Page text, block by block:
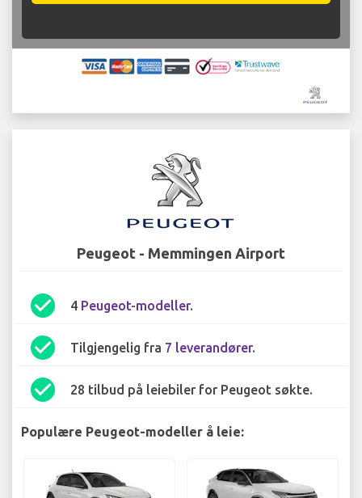
Peugeot - Memmingen Airport
check_circle 4 Peugeot-modeller.
check_circle Tilgjengelig fra 7 leverandører.
check_circle 28 tilbud på leiebiler for Peugeot søkte.
Populære Peugeot-modeller å leie: